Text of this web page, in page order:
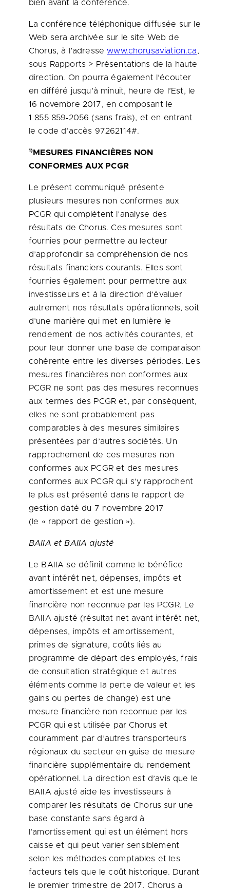
bien avant la conférence.
La conférence téléphonique diffusée sur le
Web sera archivée sur le site Web de
Chorus, à l’adressewww.chorusaviation.ca,
sous Rapports > Présentations de la haute
direction. On pourra également l’écouter
en différé jusqu’à minuit, heure de l’Est, le
16 novembre 2017, en composant le
1 855 859‑2056 (sans frais), et en entrant
le code d’accès 97262114#.
1) MESURES FINANCIÈRES NON
CONFORMES AUX PCGR
Le présent communiqué présente
plusieurs mesures non conformes aux
PCGR qui complètent l’analyse des
résultats de Chorus. Ces mesures sont
fournies pour permettre au lecteur
d’approfondir sa compréhension de nos
résultats financiers courants. Elles sont
fournies également pour permettre aux
investisseurs et à la direction d’évaluer
autrement nos résultats opérationnels, soit
d’une manière qui met en lumière le
rendement de nos activités courantes, et
pour leur donner une base de comparaison
cohérente entre les diverses périodes. Les
mesures financières non conformes aux
PCGR ne sont pas des mesures reconnues
aux termes des PCGR et, par conséquent,
elles ne sont probablement pas
comparables à des mesures similaires
présentées par d’autres sociétés. Un
rapprochement de ces mesures non
conformes aux PCGR et des mesures
conformes aux PCGR qui s’y rapprochent
le plus est présenté dans le rapport de
gestion daté du 7 novembre 2017
(le « rapport de gestion »).
BAIIA et BAIIA ajusté
Le BAIIA se définit comme le bénéfice
avant intérêt net, dépenses, impôts et
amortissement et est une mesure
financière non reconnue par les PCGR. Le
BAIIA ajusté (résultat net avant intérêt net,
dépenses, impôts et amortissement,
primes de signature, coûts liés au
programme de départ des employés, frais
de consultation stratégique et autres
éléments comme la perte de valeur et les
gains ou pertes de change) est une
mesure financière non reconnue par les
PCGR qui est utilisée par Chorus et
couramment par d’autres transporteurs
régionaux du secteur en guise de mesure
financière supplémentaire du rendement
opérationnel. La direction est d’avis que le
BAIIA ajusté aide les investisseurs à
comparer les résultats de Chorus sur une
base constante sans égard à
l’amortissement qui est un élément hors
caisse et qui peut varier sensiblement
selon les méthodes comptables et les
facteurs tels que le coût historique. Durant
le premier trimestre de 2017, Chorus a